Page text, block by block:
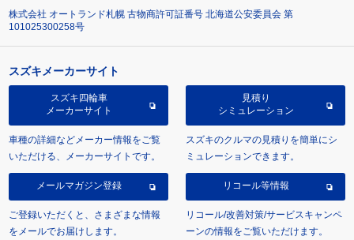
株式会社 オートランド札幌 古物商許可証番号 北海道公安委員会 第
101025300258号
スズキメーカーサイト
スズキ四輪車
メーカーサイト
車種の詳細などメーカー情報をご覧
いただける、メーカーサイトです。
見積り
シミュレーション
スズキのクルマの見積りを簡単にシ
ミュレーションできます。
メールマガジン登録
ご登録いただくと、さまざまな情報
をメールでお届けします。
リコール等情報
リコール/改善対策/サービスキャンペ
ーンの情報をご覧いただけます。